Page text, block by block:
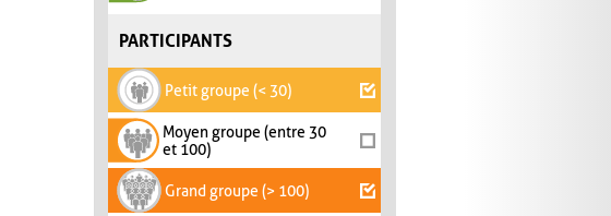
PARTICIPANTS
Petit groupe (< 30)
Moyen groupe (entre 30
et 100)
Grand groupe (> 100)